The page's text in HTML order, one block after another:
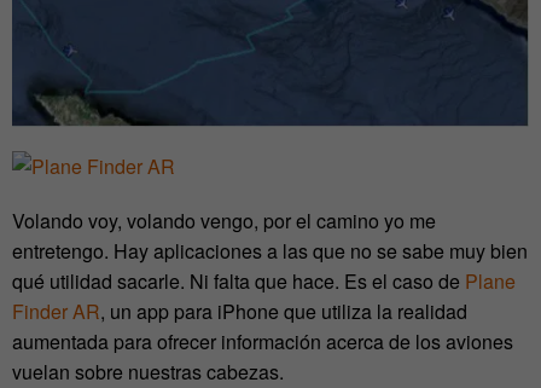
Volando voy, volando vengo, por el camino yo me
entretengo. Hay aplicaciones a las que no se sabe muy bien
qué utilidad sacarle. Ni falta que hace. Es el caso de Plane
Finder AR, un app para iPhone que utiliza la realidad
aumentada para ofrecer información acerca de los aviones
vuelan sobre nuestras cabezas.